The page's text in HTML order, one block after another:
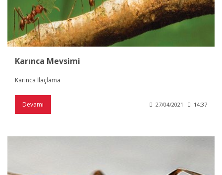
Karınca Mevsimi
Karınca İlaçlama
Devamı 27/04/2021 14:37